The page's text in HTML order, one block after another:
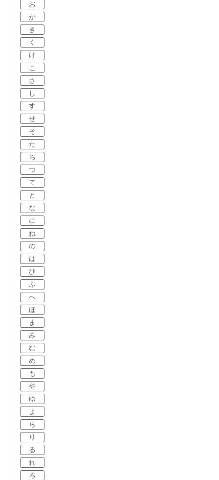
お
か
き
く
け
こ
さ
し
す
せ
そ
た
ち
つ
て
と
な
に
ね
の
は
ひ
ふ
へ
ほ
ま
み
む
め
も
や
ゆ
よ
ら
り
る
れ
ろ